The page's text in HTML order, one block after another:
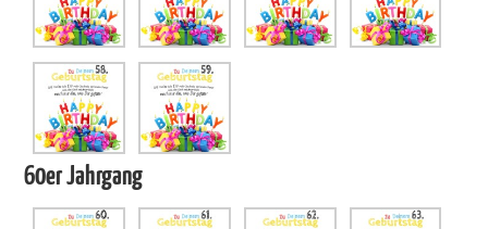
60er Jahrgang